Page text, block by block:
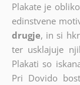
Plakate je
edinstvene
drugje, in si
ter usklajuje
Plakati so
Pri Dovido